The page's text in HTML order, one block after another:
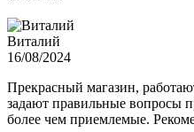
Виталий
16/08/2024
Прекрасный магазин,
задают правильные вопросы
более чем приемлемые.